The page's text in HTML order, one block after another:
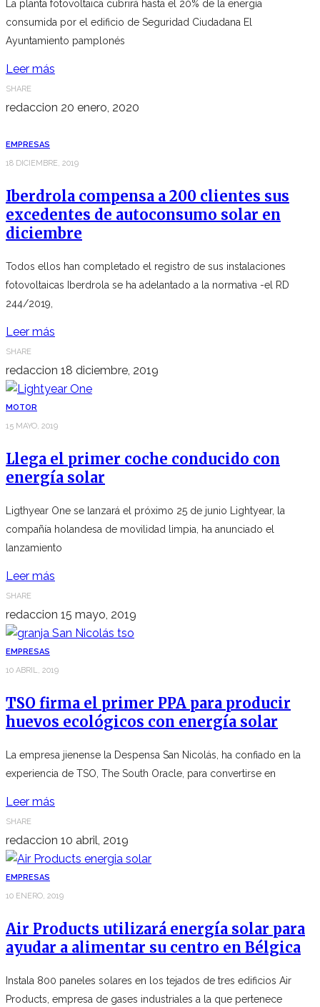
La planta fotovoltaica cubrirá hasta el 20% de la energía
consumida por el edificio de Seguridad Ciudadana El
Ayuntamiento pamplonés
Leer más
SHARE
redaccion 20 enero, 2020
EMPRESAS
18 DICIEMBRE, 2019
Iberdrola compensa a 200 clientes sus
excedentes de autoconsumo solar en
diciembre
Todos ellos han completado el registro de sus instalaciones
fotovoltaicas Iberdrola se ha adelantado a la normativa -el RD
244/2019,
Leer más
SHARE
redaccion 18 diciembre, 2019
MOTOR
15 MAYO, 2019
Llega el primer coche conducido con
energía solar
Ligthyear One se lanzará el próximo 25 de junio Lightyear, la
compañía holandesa de movilidad limpia, ha anunciado el
lanzamiento
Leer más
SHARE
redaccion 15 mayo, 2019
EMPRESAS
10 ABRIL, 2019
TSO firma el primer PPA para producir
huevos ecológicos con energía solar
La empresa jienense la Despensa San Nicolás, ha confiado en la
experiencia de TSO, The South Oracle, para convertirse en
Leer más
SHARE
redaccion 10 abril, 2019
EMPRESAS
10 ENERO, 2019
Air Products utilizará energía solar para
ayudar a alimentar su centro en Bélgica
Instala 800 paneles solares en los tejados de tres edificios Air
Products, empresa de gases industriales a la que pertenece